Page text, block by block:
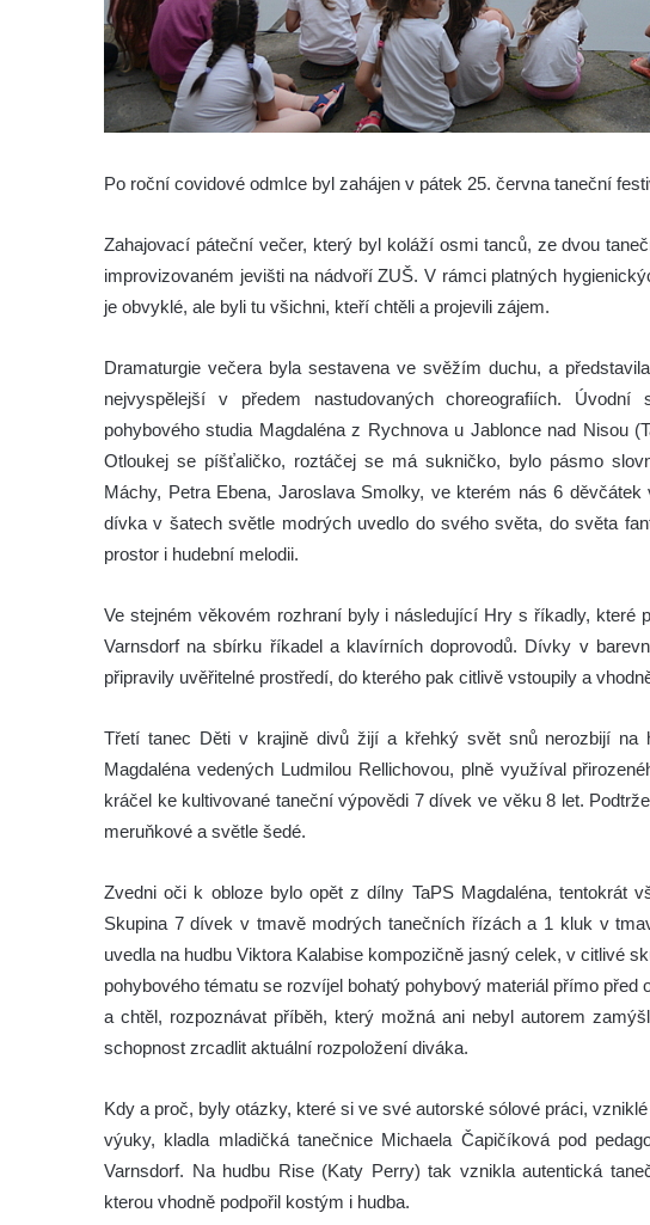
Po roční covidové odmlce byl zahájen v pátek 25. června taneční
Zahajovací páteční večer, který byl koláží osmi tanců, ze dvou
improvizovaném jevišti na nádvoří ZUŠ. V rámci platných
je obvyklé, ale byli tu všichni, kteří chtěli a projevili zájem.
Dramaturgie večera byla sestavena ve svěžím duchu, a
nejvyspělejší v předem nastudovaných choreografiích.
pohybového studia Magdaléna z Rychnova u Jablonce nad Nisou
Otloukej se píšťaličko, roztáčej se má sukničko, bylo pásmo
Máchy, Petra Ebena, Jaroslava Smolky, ve kterém nás 6
dívka v šatech světle modrých uvedlo do svého světa, do světa
prostor i hudební melodii.
Ve stejném věkovém rozhraní byly i následující Hry s říkadly, které
Varnsdorf na sbírku říkadel a klavírních doprovodů. Dívky v
připravily uvěřitelné prostředí, do kterého pak citlivě vstoupily a
Třetí tanec Děti v krajině divů žijí a křehký svět snů nerozbijí na
Magdaléna vedených Ludmilou Rellichovou, plně využíval
kráčel ke kultivované taneční výpovědi 7 dívek ve věku 8 let.
meruňkové a světle šedé.
Zvedni oči k obloze bylo opět z dílny TaPS Magdaléna, tentokrát
Skupina 7 dívek v tmavě modrých tanečních řízách a 1 kluk v
uvedla na hudbu Viktora Kalabise kompozičně jasný celek, v citlivé
pohybového tématu se rozvíjel bohatý pohybový materiál přímo před
a chtěl, rozpoznávat příběh, který možná ani nebyl autorem
schopnost zrcadlit aktuální rozpoložení diváka.
Kdy a proč, byly otázky, které si ve své autorské sólové práci,
výuky, kladla mladičká tanečnice Michaela Čapičíková pod
Varnsdorf. Na hudbu Rise (Katy Perry) tak vznikla autentická
kterou vhodně podpořil kostým i hudba.